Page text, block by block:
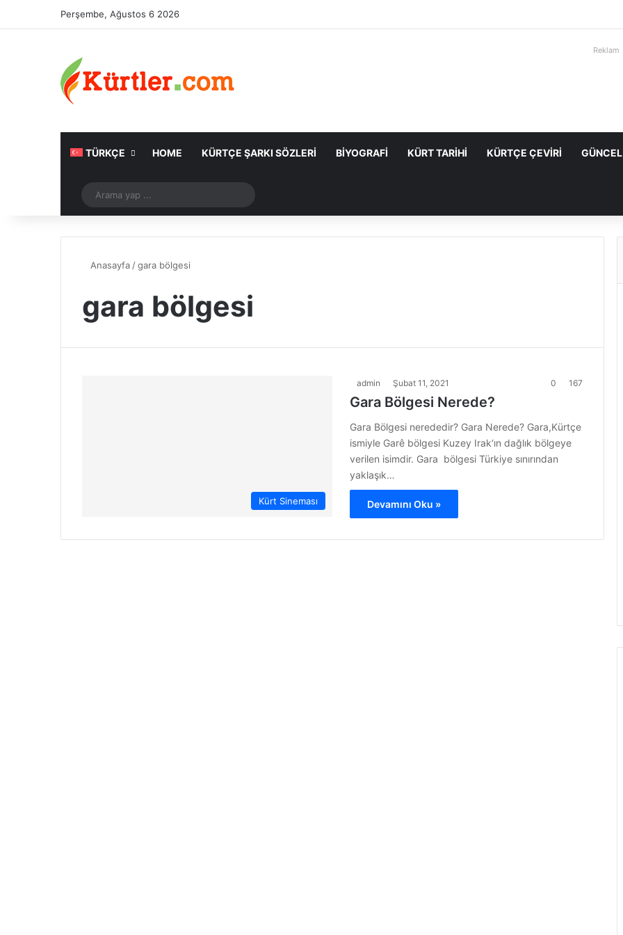
Perşembe, Ağustos 6 2026
Reklam
TÜRKÇE HOME KÜRTÇE ŞARKI SÖZLERI BIYOGRAFI KÜRT TARIHI KÜRTÇE ÇEVIRI GÜNCEL
Rastgele Makale
yap
Anasayfa /gara bölgesi
gara bölgesi
Kürt Sineması
admin Şubat 11, 2021 0 167
Gara Bölgesi Nerede?
Gara Bölgesi nerededir? Gara Nerede? Gara,Kürtçe
ismiyle Garê bölgesi Kuzey Irak‘ın dağlık bölgeye
verilen isimdir. Gara bölgesi Türkiye sınırından
yaklaşık…
Devamını Oku »